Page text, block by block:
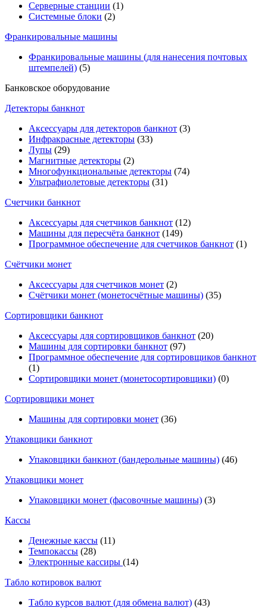
Серверные станции (1)
Системные блоки (2)
Франкировальные машины
Франкировальные машины (для нанесения почтовых
штемпелей) (5)
Банковское оборудование
Детекторы банкнот
Аксессуары для детекторов банкнот (3)
Инфракрасные детекторы (33)
Лупы (29)
Магнитные детекторы (2)
Многофункциональные детекторы (74)
Ультрафиолетовые детекторы (31)
Счетчики банкнот
Аксессуары для счетчиков банкнот (12)
Машины для пересчёта банкнот (149)
Программное обеспечение для счетчиков банкнот (1)
Счётчики монет
Аксессуары для счетчиков монет (2)
Счётчики монет (монетосчётные машины) (35)
Cортировщики банкнот
Аксессуары для сортировщиков банкнот (20)
Машины для сортировки банкнот (97)
Программное обеспечение для сортировщиков банкнот
(1)
Сортировщики монет (монетосортировщики) (0)
Сортировщики монет
Машины для сортировки монет (36)
Упаковщики банкнот
Упаковщики банкнот (бандерольные машины) (46)
Упаковщики монет
Упаковщики монет (фасовочные машины) (3)
Кассы
Денежные кассы (11)
Темпокассы (28)
Электронные кассиры (14)
Табло котировок валют
Табло курсов валют (для обмена валют) (43)